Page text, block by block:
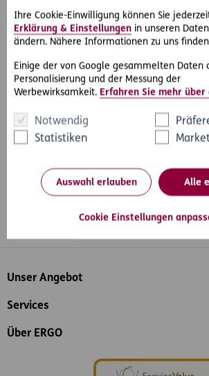
Ihre Cookie-Einwilligung können Sie
Erklärung & Einstellungen in unseren
ändern. Nähere Informationen zu uns
Einige der von Google gesammelten Daten
Personalisierung und der Messung der
Werbewirksamkeit. Erfahren Sie mehr
Notwendig
Statistiken
Auswahl erlauben Alle
Cookie Einstellungen
FürFirmenkundenist die
im PremiumSchutz enthalten.
#Internet & Datenschutz
Inhaltsübersicht
Unser Angebot
Services
Über ERGO